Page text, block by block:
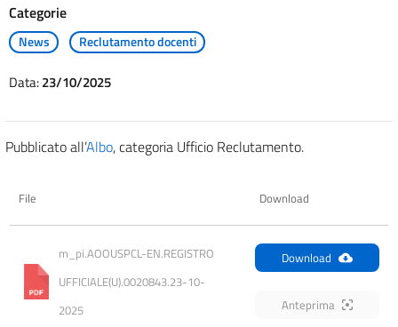
Categorie
News Reclutamento docenti
Data:23/10/2025
Pubblicato all’Albo, categoria Ufficio Reclutamento.
File Download
m_pi.AOOUSPCL-EN.REGISTRO
UFFICIALE(U).0020843.23-10-
2025
Download
Anteprima